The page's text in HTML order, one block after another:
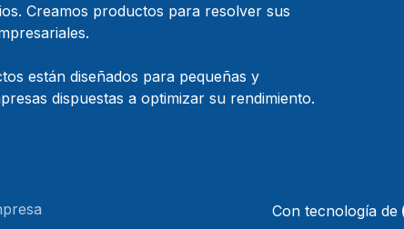
Creamos productos para resolver sus
están diseñados para pequeñas y
dispuestas a optimizar su rendimiento.
Con tecnología de